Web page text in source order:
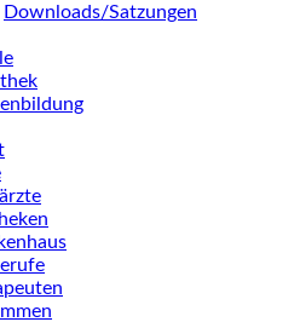
Downloads/Satzungen